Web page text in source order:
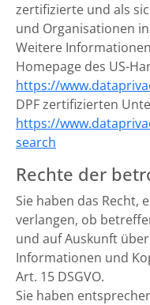
zertifizierte und als
und Organisationen
Weitere
Homepage des US-
https://
DPF zertifizierten
https://
search
Rechte der
Sie haben das Recht,
verlangen, ob
und auf Auskunft
Informationen und
Art. 15 DSGVO.
Sie haben